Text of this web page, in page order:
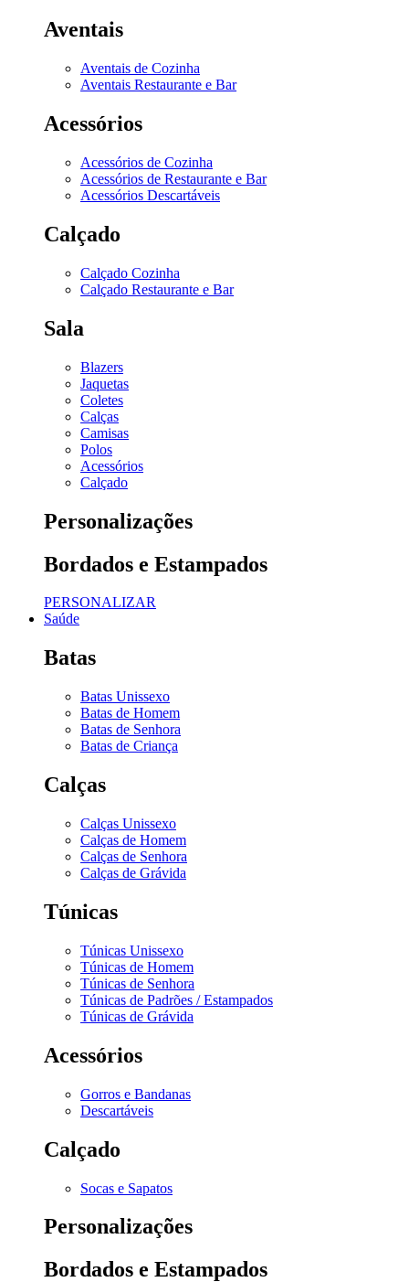
Aventais
Aventais de Cozinha
Aventais Restaurante e Bar
Acessórios
Acessórios de Cozinha
Acessórios de Restaurante e Bar
Acessórios Descartáveis
Calçado
Calçado Cozinha
Calçado Restaurante e Bar
Sala
Blazers
Jaquetas
Coletes
Calças
Camisas
Polos
Acessórios
Calçado
Personalizações
Bordados e Estampados
PERSONALIZAR
Saúde
Batas
Batas Unissexo
Batas de Homem
Batas de Senhora
Batas de Criança
Calças
Calças Unissexo
Calças de Homem
Calças de Senhora
Calças de Grávida
Túnicas
Túnicas Unissexo
Túnicas de Homem
Túnicas de Senhora
Túnicas de Padrões / Estampados
Túnicas de Grávida
Acessórios
Gorros e Bandanas
Descartáveis
Calçado
Socas e Sapatos
Personalizações
Bordados e Estampados